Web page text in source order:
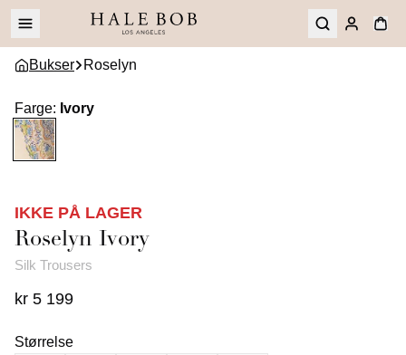
Bukser Roselyn
Farge: Ivory
IKKE PÅ LAGER
Roselyn Ivory
Silk Trousers
kr 5 199
Størrelse